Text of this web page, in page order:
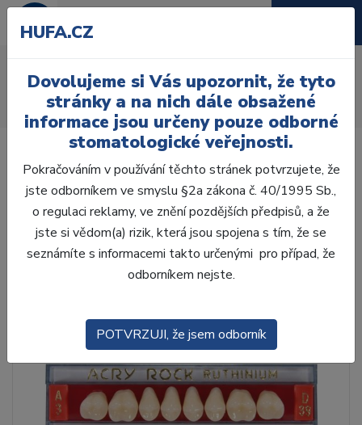
Úvod Zuby
AcryRock
AcryRock distální H 8 ks D46-G, C1
HUFA.CZ
Dovolujeme si Vás upozornit, že tyto
stránky a na nich dále obsažené
informace jsou určeny pouze odborné
stomatologické veřejnosti.
Pokračováním v používání těchto stránek potvrzujete, že
jste odborníkem ve smyslu §2a zákona č. 40/1995 Sb.,
o regulaci reklamy, ve znění pozdějších předpisů, a že
jste si vědom(a) rizik, která jsou spojena s tím, že se
seznámíte s informacemi takto určenými pro případ, že
odborníkem nejste.
POTVRZUJI, že jsem odborník